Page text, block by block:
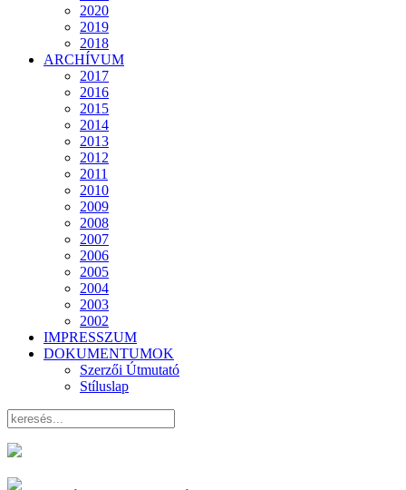
2020
2019
2018
ARCHÍVUM
2017
2016
2015
2014
2013
2012
2011
2010
2009
2008
2007
2006
2005
2004
2003
2002
IMPRESSZUM
DOKUMENTUMOK
Szerzői Útmutató
Stíluslap